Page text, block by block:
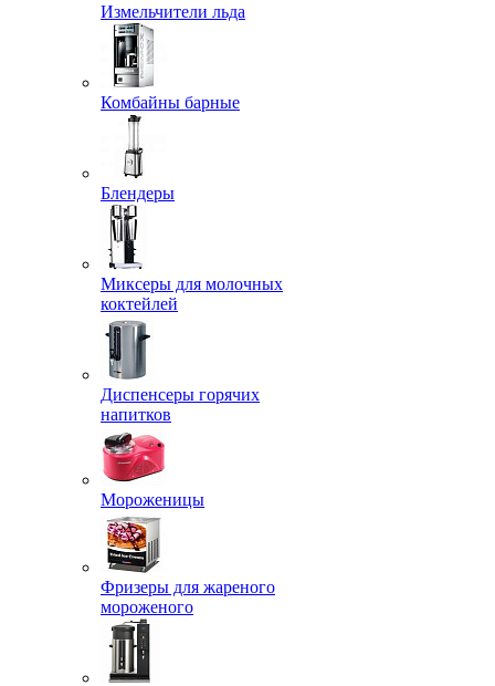
Измельчители льда
Комбайны барные
Блендеры
Миксеры для молочных
коктейлей
Диспенсеры горячих
напитков
Мороженицы
Фризеры для жареного
мороженого